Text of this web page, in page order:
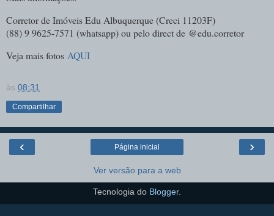
Corretor de Imóveis Edu Albuquerque (Creci 11203F)
(88) 9 9625-7571 (whatsapp) ou pelo direct de @edu.corretor
Veja mais fotos AQUI
às 08:31
Compartilhar
‹ ›
Página inicial
Ver versão para a web
Tecnologia do Blogger.